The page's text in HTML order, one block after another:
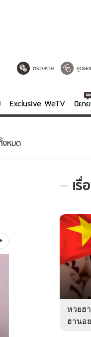
ตรวจหวย ขูดเลข
Exclusive WeTV นิยาย
นเทิงครบรส
ทีวี
งหมด
เรื่
เรื่อง
ใน
รอบ
สัปดาห์
หมวด
สังคม
หวยฮ
ฮานอ